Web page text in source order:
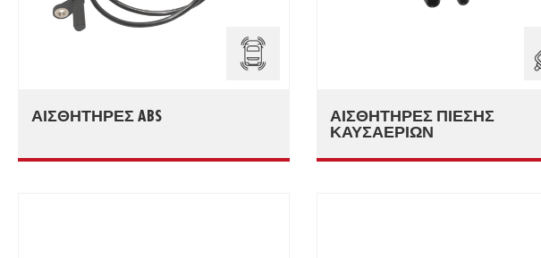
ΑΙΣΘΗΤΉΡΕΣ ABS ΑΙΣΘΗΤΉΡΕΣ ΠΊΕΣΗΣ
ΚΑΥΣΑΕΡΊΩΝ